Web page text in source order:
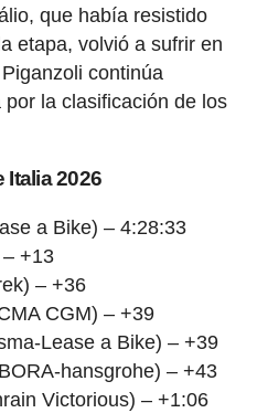
que había resistido
etapa, volvió a sufrir en
continúa
la clasificación de los
Italia 2026
a Bike) – 4:28:33
+13
– +36
CGM) – +39
Lease a Bike) – +39
hansgrohe) – +43
Victorious) – +1:06